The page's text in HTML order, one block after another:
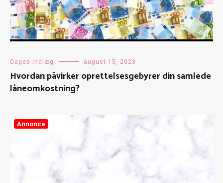
Cages Indlæg august 15, 2023
Hvordan påvirker oprettelsesgebyrer din samlede
låneomkostning?
Annonce